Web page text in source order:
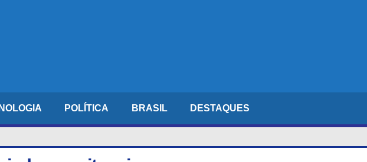
POLÍTICA BRASIL DESTAQUES